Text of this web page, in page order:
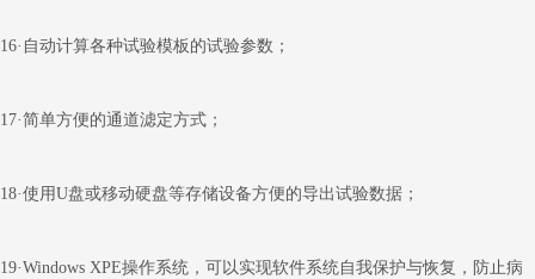
16·自动计算各种试验模板的试验参数；
17·简单方便的通道滤定方式；
18·使用U盘或移动硬盘等存储设备方便的导出试验数据；
19·Windows XPE操作系统，可以实现软件系统自我保护与恢复，防止病